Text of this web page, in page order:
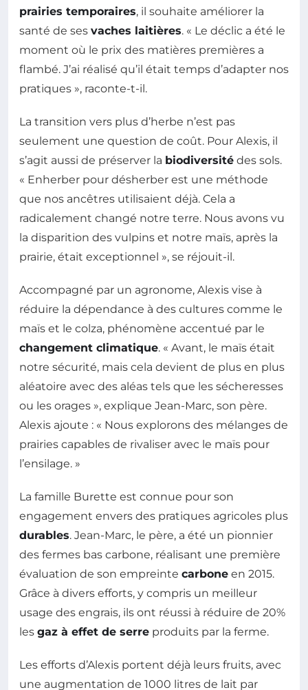
prairies temporaires, il souhaite améliorer la
santé de ses vaches laitières. « Le déclic a été le
moment où le prix des matières premières a
flambé. J’ai réalisé qu’il était temps d’adapter nos
pratiques », raconte-t-il.
La transition vers plus d’herbe n’est pas
seulement une question de coût. Pour Alexis, il
s’agit aussi de préserver la biodiversité des sols.
« Enherber pour désherber est une méthode
que nos ancêtres utilisaient déjà. Cela a
radicalement changé notre terre. Nous avons vu
la disparition des vulpins et notre maïs, après la
prairie, était exceptionnel », se réjouit-il.
Accompagné par un agronome, Alexis vise à
réduire la dépendance à des cultures comme le
maïs et le colza, phénomène accentué par le
changement climatique. « Avant, le maïs était
notre sécurité, mais cela devient de plus en plus
aléatoire avec des aléas tels que les sécheresses
ou les orages », explique Jean-Marc, son père.
Alexis ajoute : « Nous explorons des mélanges de
prairies capables de rivaliser avec le maïs pour
l’ensilage. »
La famille Burette est connue pour son
engagement envers des pratiques agricoles plus
durables. Jean-Marc, le père, a été un pionnier
des fermes bas carbone, réalisant une première
évaluation de son empreinte carbone en 2015.
Grâce à divers efforts, y compris un meilleur
usage des engrais, ils ont réussi à réduire de 20%
les gaz à effet de serre produits par la ferme.
Les efforts d’Alexis portent déjà leurs fruits, avec
une augmentation de 1000 litres de lait par